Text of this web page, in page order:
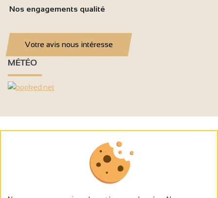
Nos engagements qualité
Votre avis nous intéresse
MÉTÉO